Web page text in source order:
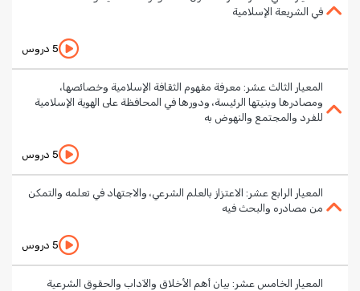
في الشريعة الإسلامية
5 دروس
المعيار الثالث عشر: معرفة مفهوم الثقافة الإسلامية وخصائصها،
ومصادرها وبنيتها الرئيسة، ودورها في المحافظة على الهوية الإسلامية
للفرد والمجتمع والنهوض به
5 دروس
المعيار الرابع عشر: الاعتزاز بالعلم الشرعي، والاجتهاد في تعلمه والتمكن
من مصادره والبحث فيه
5 دروس
المعيار الخامس عشر: بيان أهم الأخلاق والآداب والحقوق الشرعية